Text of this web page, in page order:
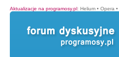
Aktualizacje na programosy.pl: Helium • Opera •